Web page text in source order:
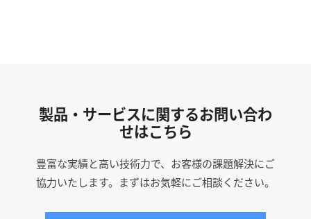
製品・サービスに関するお問い合わ
せはこちら
豊富な実績と高い技術力で、お客様の課題解決にご
協力いたします。まずはお気軽にご相談ください。